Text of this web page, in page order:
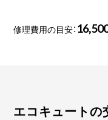
修理費用の目安：
エコキュートの